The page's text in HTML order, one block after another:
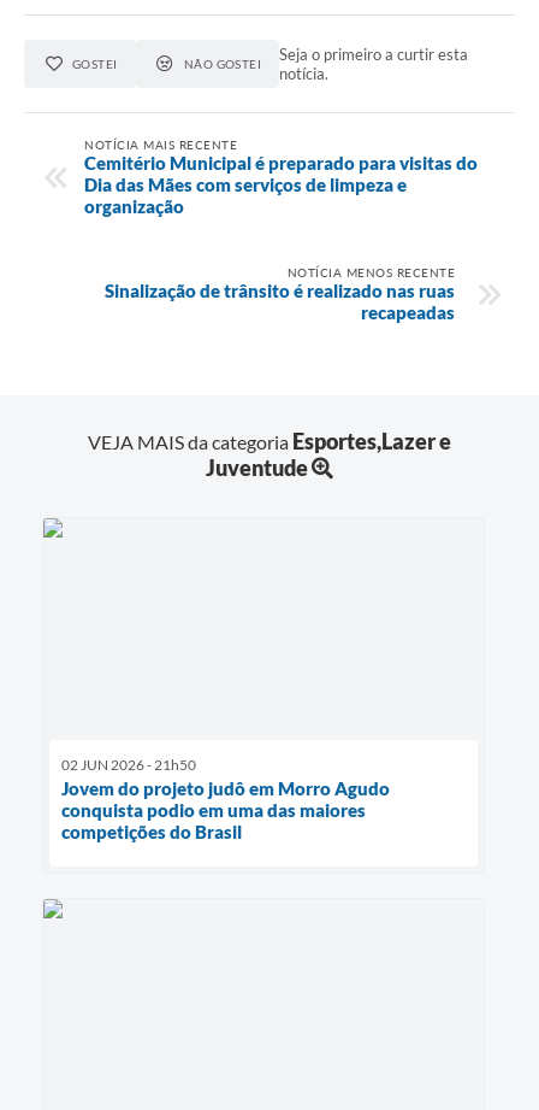
GOSTEI NÃO GOSTEI
Seja o primeiro a curtir esta
notícia.
NOTÍCIA MAIS RECENTE
Cemitério Municipal é preparado para visitas do
Dia das Mães com serviços de limpeza e
organização
NOTÍCIA MENOS RECENTE
Sinalização de trânsito é realizado nas ruas
recapeadas
VEJA MAIS da categoria Esportes,Lazer e
Juventude
02 JUN 2026 - 21h50
Jovem do projeto judô em Morro Agudo
conquista podio em uma das maiores
competições do Brasil